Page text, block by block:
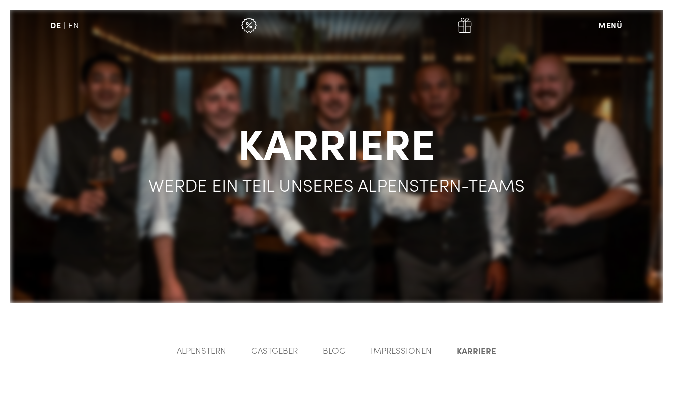
DE EN MENÜ
KARRIERE
WERDE EIN TEIL UNSERES ALPENSTERN-TEAMS
ALPENSTERN GASTGEBER BLOG IMPRESSIONEN KARRIERE